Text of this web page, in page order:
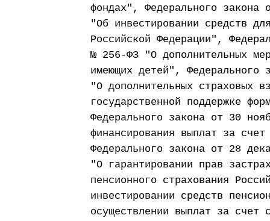
фондах", Федерального
"Об инвестировании средств
Российской Федерации",
№ 256-ФЗ "О дополнительных
имеющих детей",
"О дополнительных страховых
государственной поддержке
Федерального закона от 30
финансирования выплат за
Федерального закона от 28
"О гарантировании прав
пенсионного страхования
инвестировании средств
осуществлении выплат за счет